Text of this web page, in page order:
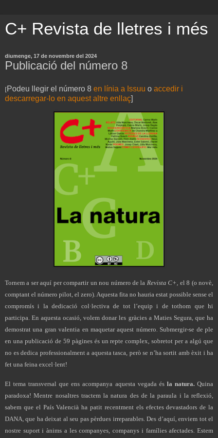
C+ Revista de lletres i més
diumenge, 17 de novembre del 2024
Publicació del número 8
[Podeu llegir el número 8 en línia a Issuu o accedir i
descarregar-lo en aquest altre enllaç]
Tornem a ser aquí per compartir un nou número de la Revista C+, el 8 (o novè,
comptant el número pilot, el zero). Aquesta fita no hauria estat possible sense el
compromís i la dedicació col·lectiva de tot l’equip i de tothom que hi
participa. En aquesta ocasió, volem donar les gràcies a Maties Segura, que ha
demostrat una gran valentia en maquetar aquest número. Submergir-se de ple
en una publicació de 59 pàgines és un repte complex, sobretot per a algú que
no es dedica professionalment a aquesta tasca, però se n’ha sortit amb èxit i ha
fet una feina excel·lent!
El tema transversal que ens acompanya aquesta vegada és la natura.Quina
paradoxa! Mentre nosaltres tractem la natura des de la paraula i la reflexió,
sabem que el País Valencià ha patit recentment els efectes devastadors de la
DANA, que ha deixat al seu pas pèrdues irreparables. Des d’aquí, enviem tot el
nostre suport i ànims a les companyes, companys i famílies afectades. Estem